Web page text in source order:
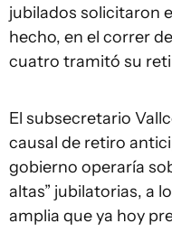
jubilados solicitaron
hecho, en el correr
cuatro tramitó su
El subsecretario
causal de retiro
gobierno operaría
altas” jubilatorias, a
amplia que ya hoy